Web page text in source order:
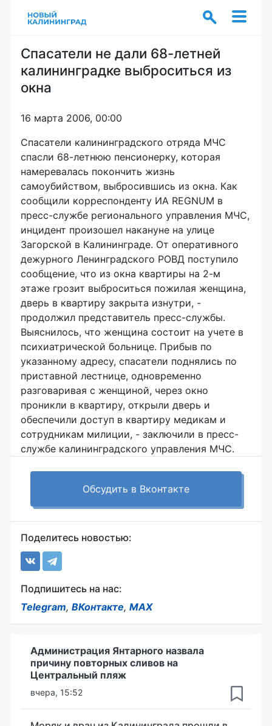
Спасатели не дали 68-летней
калининградке выброситься из
окна
16 марта 2006, 00:00
Спасатели калининградского отряда МЧС
спасли 68-летнюю пенсионерку, которая
намеревалась покончить жизнь
самоубийством, выбросившись из окна. Как
сообщили корреспонденту ИА REGNUM в
пресс-службе регионального управления МЧС,
инцидент произошел накануне на улице
Загорской в Калининграде. От оперативного
дежурного Ленинградского РОВД поступило
сообщение, что из окна квартиры на 2-м
этаже грозит выброситься пожилая женщина,
дверь в квартиру закрыта изнутри, -
продолжил представитель пресс-службы.
Выяснилось, что женщина состоит на учете в
психиатрической больнице. Прибыв по
указанному адресу, спасатели поднялись по
приставной лестнице, одновременно
разговаривая с женщиной, через окно
проникли в квартиру, открыли дверь и
обеспечили доступ в квартиру медикам и
сотрудникам милиции, - заключили в пресс-
службе калининградского управления МЧС.
Обсудить в Вконтакте
Поделитесь новостью:
Подпишитесь на нас:
Telegram, ВКонтакте, MAX
Администрация Янтарного назвала
причину повторных сливов на
Центральный пляж
вчера, 15:52